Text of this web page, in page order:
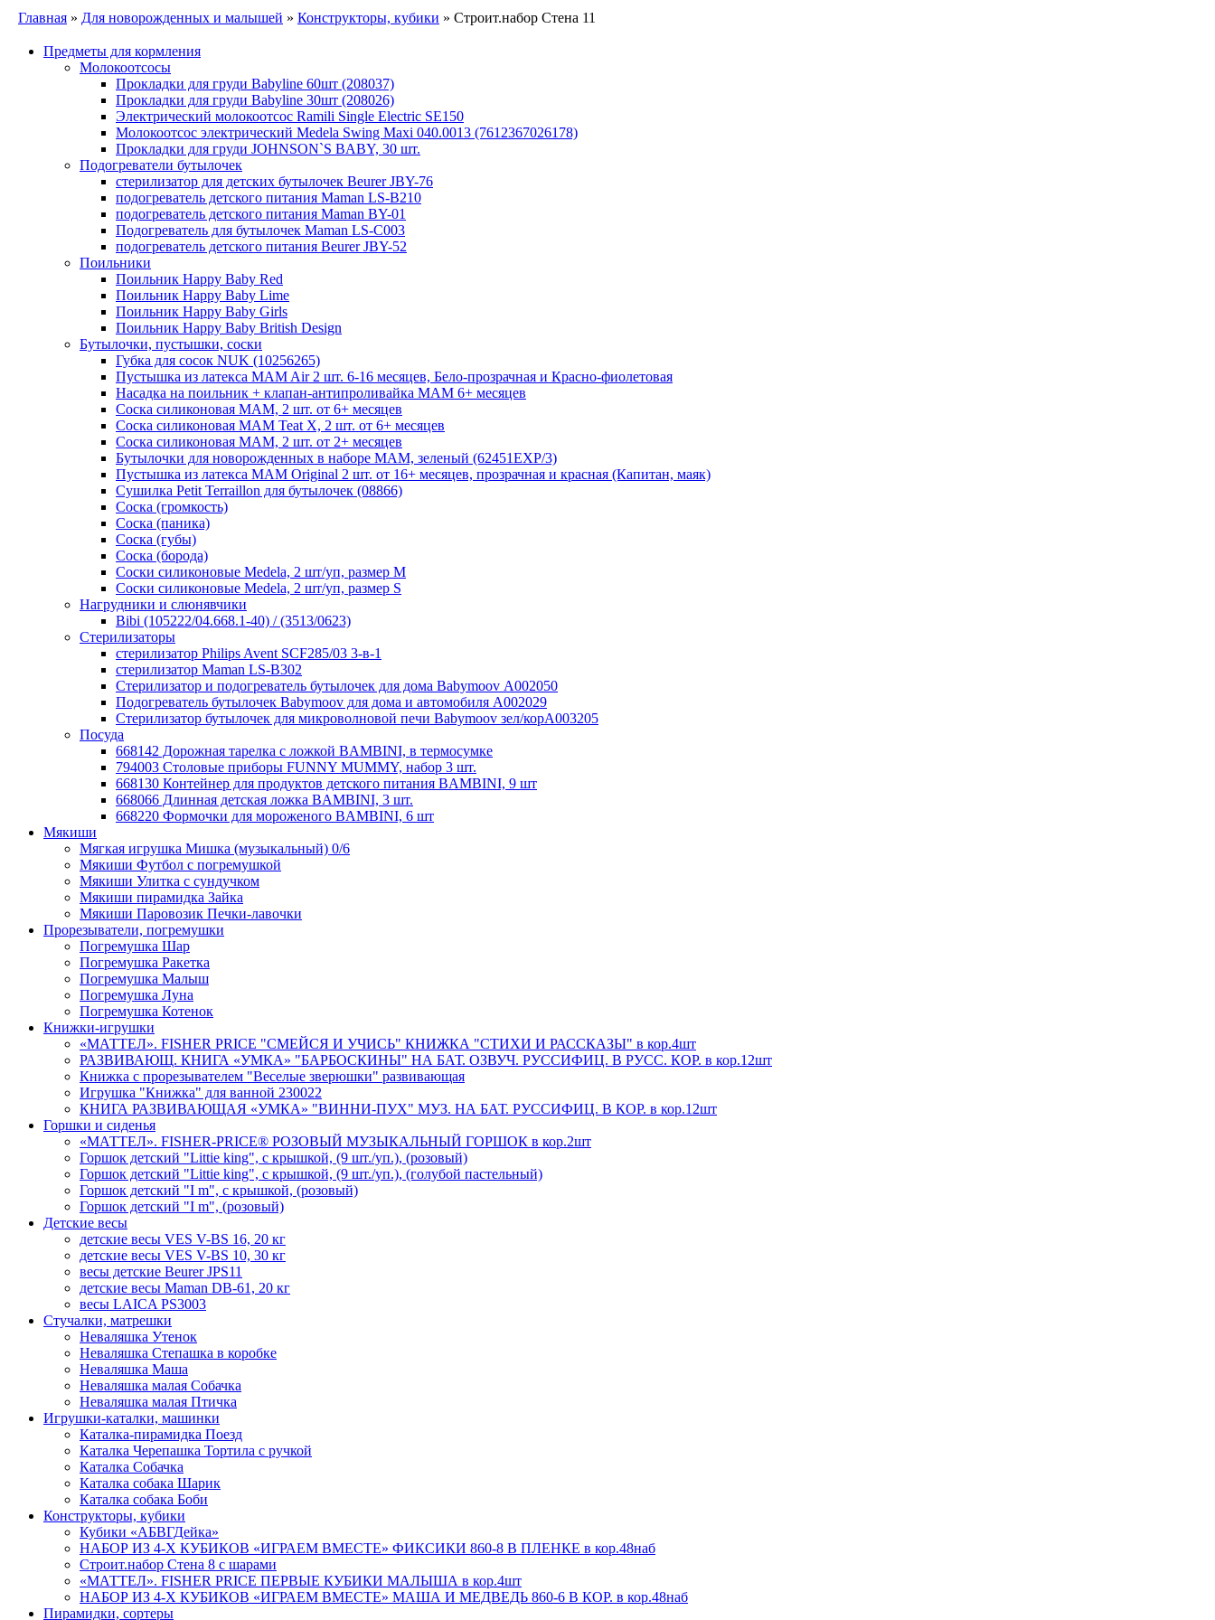
Главная » Для новорожденных и малышей » Конструкторы, кубики » Строит.набор Стена 11
Предметы для кормления
Молокоотсосы
Прокладки для груди Babyline 60шт (208037)
Прокладки для груди Babyline 30шт (208026)
Электрический молокоотсос Ramili Single Electric SE150
Молокоотсос электрический Medela Swing Maxi 040.0013 (7612367026178)
Прокладки для груди JOHNSON`S BABY, 30 шт.
Подогреватели бутылочек
стерилизатор для детских бутылочек Beurer JBY-76
подогреватель детского питания Maman LS-B210
подогреватель детского питания Maman BY-01
Подогреватель для бутылочек Maman LS-C003
подогреватель детского питания Beurer JBY-52
Поильники
Поильник Happy Baby Red
Поильник Happy Baby Lime
Поильник Happy Baby Girls
Поильник Happy Baby British Design
Бутылочки, пустышки, соски
Губка для сосок NUK (10256265)
Пустышка из латекса MAM Air 2 шт. 6-16 месяцев, Бело-прозрачная и Красно-фиолетовая
Насадка на поильник + клапан-антипроливайка MAM 6+ месяцев
Соска силиконовая MAM, 2 шт. от 6+ месяцев
Соска силиконовая MAM Teat X, 2 шт. от 6+ месяцев
Соска силиконовая MAM, 2 шт. от 2+ месяцев
Бутылочки для новорожденных в наборе MAM, зеленый (62451EXP/3)
Пустышка из латекса MAM Original 2 шт. от 16+ месяцев, прозрачная и красная (Капитан, маяк)
Сушилка Petit Terraillon для бутылочек (08866)
Соска (громкость)
Соска (паника)
Соска (губы)
Соска (борода)
Соски силиконовые Medela, 2 шт/уп, размер M
Соски силиконовые Medela, 2 шт/уп, размер S
Нагрудники и слюнявчики
Bibi (105222/04.668.1-40) / (3513/0623)
Стерилизаторы
стерилизатор Philips Avent SCF285/03 3-в-1
стерилизатор Maman LS-B302
Стерилизатор и подогреватель бутылочек для дома Babymoov А002050
Подогреватель бутылочек Babymoov для дома и автомобиля А002029
Стерилизатор бутылочек для микроволновой печи Babymoov зел/корА003205
Посуда
668142 Дорожная тарелка с ложкой BAMBINI, в термосумке
794003 Столовые приборы FUNNY MUMMY, набор 3 шт.
668130 Контейнер для продуктов детского питания BAMBINI, 9 шт
668066 Длинная детская ложка BAMBINI, 3 шт.
668220 Формочки для мороженого BAMBINI, 6 шт
Мякиши
Мягкая игрушка Мишка (музыкальный) 0/6
Мякиши Футбол с погремушкой
Мякиши Улитка с сундучком
Мякиши пирамидка Зайка
Мякиши Паровозик Печки-лавочки
Прорезыватели, погремушки
Погремушка Шар
Погремушка Ракетка
Погремушка Малыш
Погремушка Луна
Погремушка Котенок
Книжки-игрушки
«МАТТЕЛ». FISHER PRICE "СМЕЙСЯ И УЧИСЬ" КНИЖКА "СТИХИ И РАССКАЗЫ" в кор.4шт
РАЗВИВАЮЩ. КНИГА «УМКА» "БАРБОСКИНЫ" НА БАТ. ОЗВУЧ. РУССИФИЦ. В РУСС. КОР. в кор.12шт
Книжка с прорезывателем "Веселые зверюшки" развивающая
Игрушка "Книжка" для ванной 230022
КНИГА РАЗВИВАЮЩАЯ «УМКА» "ВИННИ-ПУХ" МУЗ. НА БАТ. РУССИФИЦ. В КОР. в кор.12шт
Горшки и сиденья
«МАТТЕЛ». FISHER-PRICE® РОЗОВЫЙ МУЗЫКАЛЬНЫЙ ГОРШОК в кор.2шт
Горшок детский "Littie king", с крышкой, (9 шт./уп.), (розовый)
Горшок детский "Littie king", с крышкой, (9 шт./уп.), (голубой пастельный)
Горшок детский "I m", с крышкой, (розовый)
Горшок детский "I m", (розовый)
Детские весы
детские весы VES V-BS 16, 20 кг
детские весы VES V-BS 10, 30 кг
весы детские Beurer JPS11
детские весы Maman DB-61, 20 кг
весы LAICA PS3003
Стучалки, матрешки
Неваляшка Утенок
Неваляшка Степашка в коробке
Неваляшка Маша
Неваляшка малая Собачка
Неваляшка малая Птичка
Игрушки-каталки, машинки
Каталка-пирамидка Поезд
Каталка Черепашка Тортила с ручкой
Каталка Собачка
Каталка собака Шарик
Каталка собака Боби
Конструкторы, кубики
Кубики «АБВГДейка»
НАБОР ИЗ 4-Х КУБИКОВ «ИГРАЕМ ВМЕСТЕ» ФИКСИКИ 860-8 В ПЛЕНКЕ в кор.48наб
Строит.набор Стена 8 с шарами
«МАТТЕЛ». FISHER PRICE ПЕРВЫЕ КУБИКИ МАЛЫША в кор.4шт
НАБОР ИЗ 4-Х КУБИКОВ «ИГРАЕМ ВМЕСТЕ» МАША И МЕДВЕДЬ 860-6 В КОР. в кор.48наб
Пирамидки, сортеры